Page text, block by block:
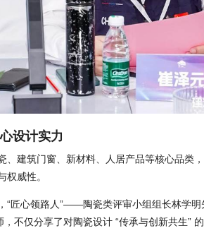
设计实力
、建筑门窗、新材料、人居产品等核心品类
权威性。
“匠心领路人”——陶瓷类评审小组组长林学
不仅分享了对陶瓷设计 “传承与创新共生”